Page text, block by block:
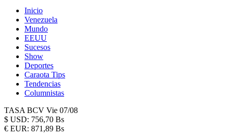
Inicio
Venezuela
Mundo
EEUU
Sucesos
Show
Deportes
Caraota Tips
Tendencias
Columnistas
TASA BCV Vie 07/08
$ USD: 756,70 Bs
€ EUR: 871,89 Bs